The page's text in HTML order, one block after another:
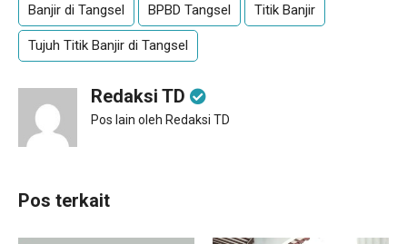
Banjir di Tangsel BPBD Tangsel Titik Banjir
Tujuh Titik Banjir di Tangsel
Redaksi TD
Pos lain oleh Redaksi TD
Pos terkait